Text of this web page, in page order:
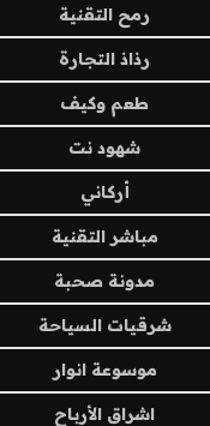
رمح التقنية
رذاذ التجارة
طعم وكيف
شهود نت
أركاني
مباشر التقنية
مدونة صحبة
شرقيات السياحة
موسوعة انوار
اشراق الأرباح